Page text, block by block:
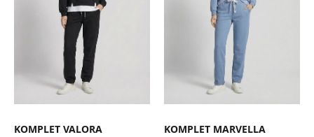
ů
KOMPLET VALORA KOMPLET MARVELLA